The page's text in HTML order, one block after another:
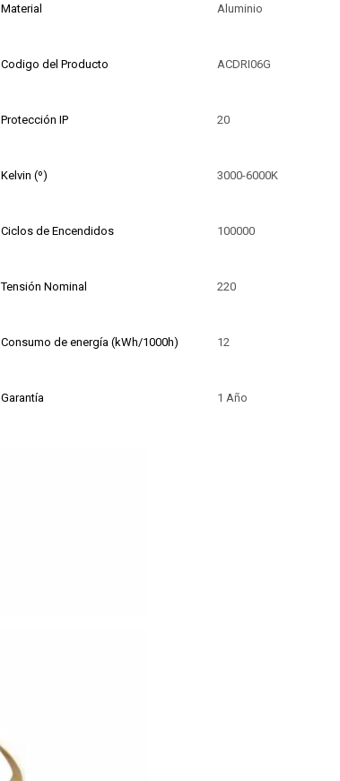
Material Aluminio
Codigo del Producto ACDRI06G
Protección IP 20
Kelvin (º) 3000-6000K
Ciclos de Encendidos 100000
Tensión Nominal 220
Consumo de energía (kWh/1000h) 12
Garantía 1 Año